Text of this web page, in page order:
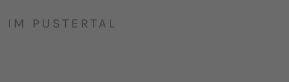
PUSTERTAL I